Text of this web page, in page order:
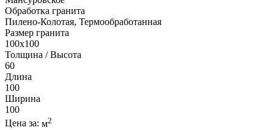
Обработка гранита
Пилено-Колотая, Термообработанная
Размер гранита
100х100
Толщина / Высота
60
Длина
100
Ширина
100
Цена за: м2